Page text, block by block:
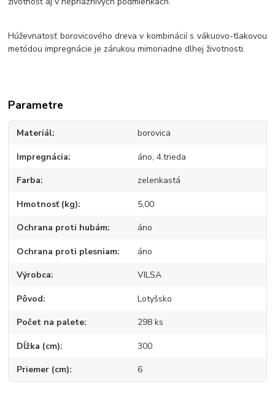
Húževnatosť borovicového dreva v kombinácií s vákuovo-tlakovou
metódou impregnácie je zárukou mimoriadne dlhej životnosti.
Parametre
Materiál borovica
Impregnácia áno, 4.trieda
Farba zelenkastá
Hmotnosť (kg) 5,00
Ochrana proti hubám áno
Ochrana proti plesniam áno
Výrobca VILSA
Pôvod Lotyšsko
Počet na palete 298 ks
Dĺžka (cm) 300
Priemer (cm) 6